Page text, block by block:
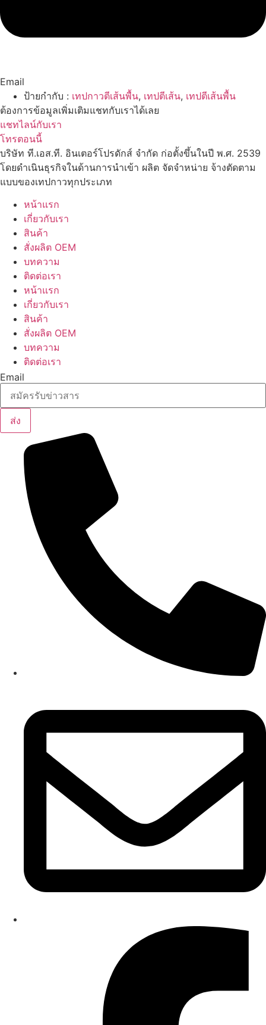
Email
ป้ายกำกับ : เทปกาวตีเส้นพื้น, เทปตีเส้น, เทปตีเส้นพื้น
ต้องการข้อมูลเพิ่มเติมแชทกับเราได้เลย
แชทไลน์กับเรา
โทรตอนนี้
บริษัท ที.เอส.ที. อินเตอร์โปรดักส์ จำกัด ก่อตั้งขึ้นในปี พ.ศ. 2539
โดยดำเนินธุรกิจในด้านการนำเข้า ผลิต จัดจำหน่าย จ้างตัดตาม
แบบของเทปกาวทุกประเภท
หน้าแรก
เกี่ยวกับเรา
สินค้า
สั่งผลิต OEM
บทความ
ติดต่อเรา
หน้าแรก
เกี่ยวกับเรา
สินค้า
สั่งผลิต OEM
บทความ
ติดต่อเรา
Email
ส่ง